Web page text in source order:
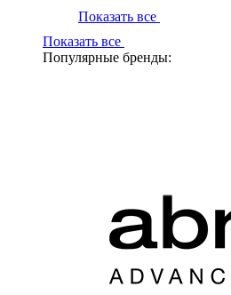
Показать все
Показать все
Популярные бренды: